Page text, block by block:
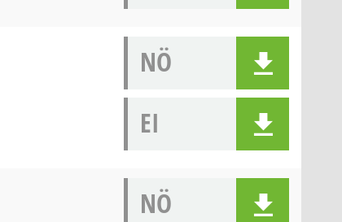
NÖ
EI
NÖ